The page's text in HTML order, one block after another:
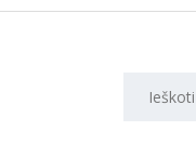
PAIEŠKA